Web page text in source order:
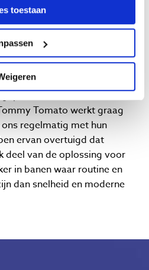
toestaan
warme lunches op ruim
zij met onder andere
gepensioneerden paste
te leggen met de
bezorgers zijn vitale 65-
denkt eraan of
aan te
Tomato werkt graag
regelmatig met hun
ervan overtuigd dat
deel van de oplossing voor
in banen waar routine en
dan snelheid en moderne